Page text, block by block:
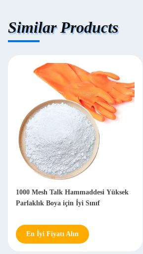
Similar Products
1000 Mesh Talk Hammaddesi Yüksek
Parlaklık Boya için İyi Sınıf
En İyi Fiyatı Alın